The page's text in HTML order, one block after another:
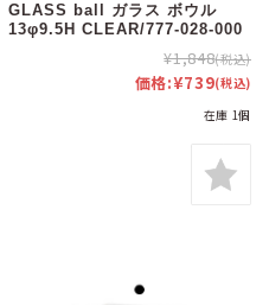
GLASS ball ガラス ボウル
13φ9.5H CLEAR/777-028-000
¥1,848(税込)
価格:¥739(税込)
在庫 1個